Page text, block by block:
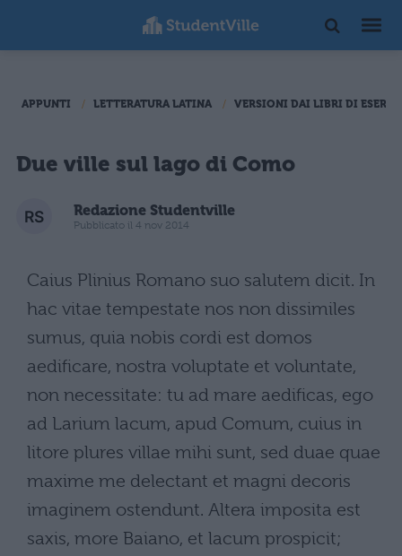
APPUNTI LETTERATURA LATINA VERSIONI DAI LIBRI DI
Due ville sul lago di Como
Redazione Studentville
Pubblicato il 4 nov 2014
Caius Plinius Romano suo salutem dicit. In
hac vitae tempestate nos non dissimiles
sumus, quia nobis cordi est domos
aedificare, nostra voluptate et voluntate,
non necessitate: tu ad mare aedificas, ego
ad Larium lacum, apud Comum, cuius in
litore plures villae mihi sunt, sed duae quae
maxime me delectant et magni decoris
imaginem ostendunt. Altera imposita est
saxis, more Baiano, et lacum prospicit;